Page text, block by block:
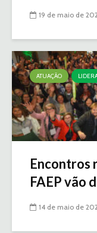
19 de maio de
ATUAÇÃO
Encontros
FAEP vão
14 de maio de